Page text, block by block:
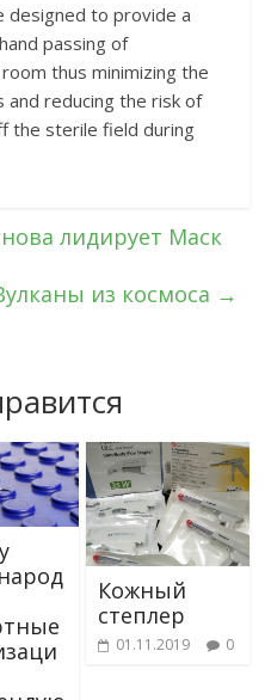
designed to provide a
passing of
thus minimizing the
and reducing the risk of
the sterile field during
лидирует Маск
из космоса →
Кожный
степлер
01.11.2019 0